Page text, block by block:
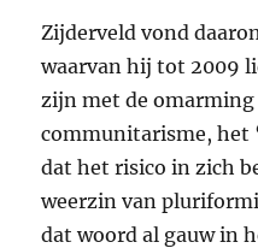
Zijderveld vond
waarvan hij tot 2009
zijn met de
communitarisme, het
dat het risico in zich
weerzin van
dat woord al gauw in